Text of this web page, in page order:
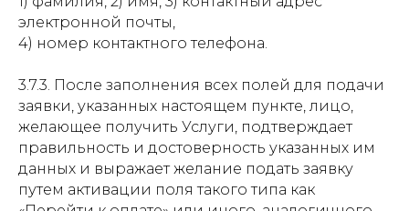
электронной почты,
4) номер контактного телефона.
3.7.3. После заполнения всех полей для подачи
заявки, указанных настоящем пункте, лицо,
желающее получить Услуги, подтверждает
правильность и достоверность указанных им
данных и выражает желание подать заявку
путем активации поля такого типа как